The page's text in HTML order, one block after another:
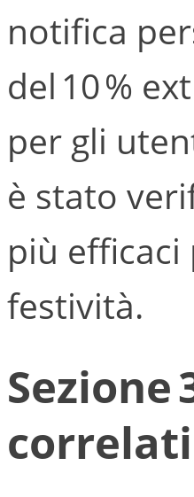
notifica
del 10 %
per gli
è stato
più
festività.
Sezione
correlati